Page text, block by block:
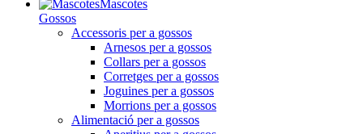
Mascotes
Gossos
Accessoris per a gossos
Arnesos per a gossos
Collars per a gossos
Corretges per a gossos
Joguines per a gossos
Morrions per a gossos
Alimentació per a gossos